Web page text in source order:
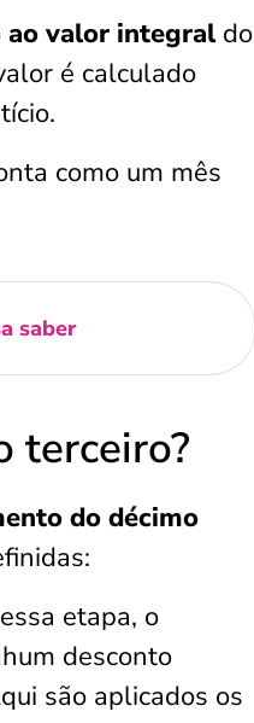
ao valor integral do
é calculado
como um mês
saber
terceiro?
do décimo
etapa, o
desconto
são aplicados os